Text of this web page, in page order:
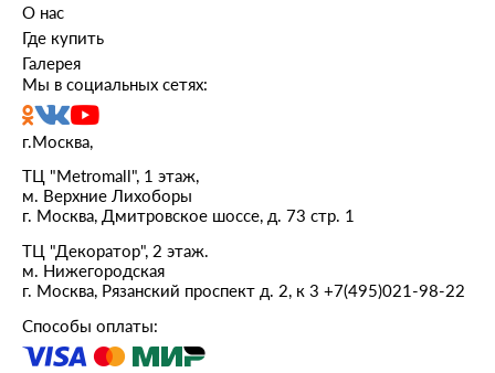
г.Москва,
ТЦ "Metromall", 1 этаж,
м. Верхние Лихоборы
г. Москва, Дмитровское шоссе, д. 73 стр. 1
ТЦ "Декоратор", 2 этаж.
м. Нижегородская
г. Москва, Рязанский проспект д. 2, к 3 +7(495)021-98-22
Способы оплаты:
О нас
Где купить
Галерея
Мы в социальных сетях: